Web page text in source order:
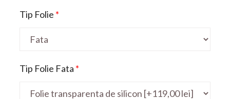
Tip Folie *
Tip Folie Fata *